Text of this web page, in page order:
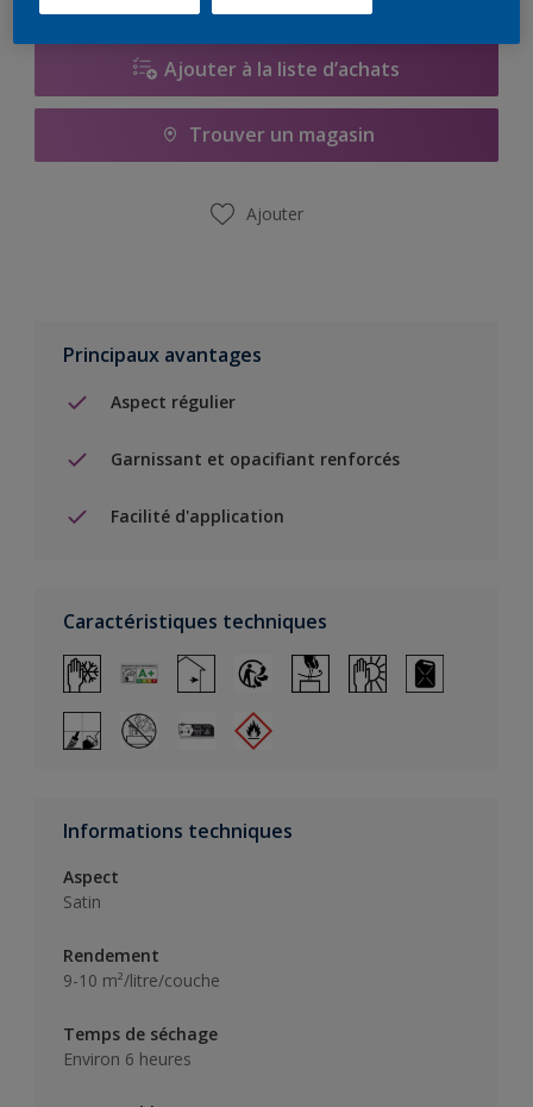
Ajouter à la liste d’achats
Trouver un magasin
Ajouter
Principaux avantages
Aspect régulier
Garnissant et opacifiant renforcés
Facilité d'application
Caractéristiques techniques
Informations techniques
Aspect
Satin
Rendement
9-10 m²/litre/couche
Temps de séchage
Environ 6 heures